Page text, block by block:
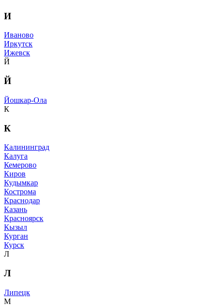
И
Иваново
Иркутск
Ижевск
Й
Й
Йошкар-Ола
К
К
Калининград
Калуга
Кемерово
Киров
Кудымкар
Кострома
Краснодар
Казань
Красноярск
Кызыл
Курган
Курск
Л
Л
Липецк
М